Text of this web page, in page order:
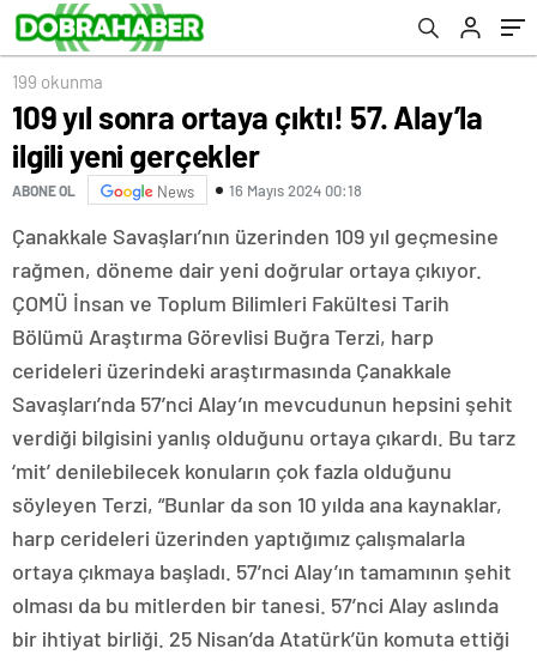
199 okunma
109 yıl sonra ortaya çıktı! 57. Alay’la
ilgili yeni gerçekler
ABONE OL News 16 Mayıs 2024 00:18
Çanakkale Savaşları’nın üzerinden 109 yıl geçmesine
rağmen, döneme dair yeni doğrular ortaya çıkıyor.
ÇOMÜ İnsan ve Toplum Bilimleri Fakültesi Tarih
Bölümü Araştırma Görevlisi Buğra Terzi, harp
cerideleri üzerindeki araştırmasında Çanakkale
Savaşları’nda 57’nci Alay’ın mevcudunun hepsini şehit
verdiği bilgisini yanlış olduğunu ortaya çıkardı. Bu tarz
‘mit’ denilebilecek konuların çok fazla olduğunu
söyleyen Terzi, “Bunlar da son 10 yılda ana kaynaklar,
harp cerideleri üzerinden yaptığımız çalışmalarla
ortaya çıkmaya başladı. 57’nci Alay’ın tamamının şehit
olması da bu mitlerden bir tanesi. 57’nci Alay aslında
bir ihtiyat birliği. 25 Nisan’da Atatürk’ün komuta ettiği